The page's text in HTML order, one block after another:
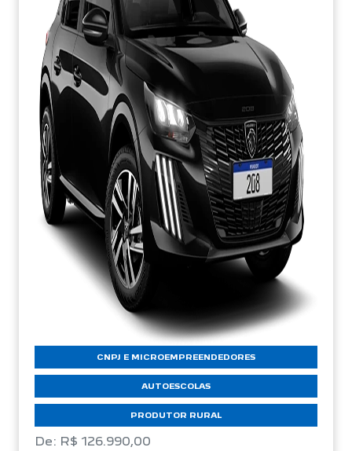
CNPJ E MICROEMPREENDEDORES
AUTOESCOLAS
PRODUTOR RURAL
De: R$ 126.990,00